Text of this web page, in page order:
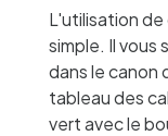
L'utilisation
simple. Il
dans le canon
tableau des
vert avec le